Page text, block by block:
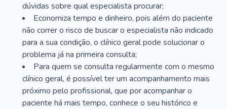
dúvidas sobre qual especialista procurar;
Economiza tempo e dinheiro, pois além do paciente
não correr o risco de buscar o especialista não indicado
para a sua condição, o clínico geral pode solucionar o
problema já na primeira consulta;
Para quem se consulta regularmente com o mesmo
clínico geral, é possível ter um acompanhamento mais
próximo pelo profissional, que por acompanhar o
paciente há mais tempo, conhece o seu histórico e